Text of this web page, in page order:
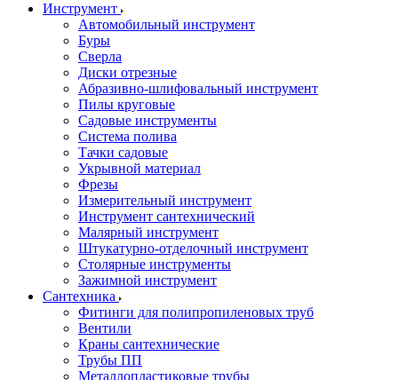
Инструмент
Автомобильный инструмент
Буры
Сверла
Диски отрезные
Абразивно-шлифовальный инструмент
Пилы круговые
Садовые инструменты
Система полива
Тачки садовые
Укрывной материал
Фрезы
Измерительный инструмент
Инструмент сантехнический
Малярный инструмент
Штукатурно-отделочный инструмент
Cтолярные инструменты
Зажимной инструмент
Сантехника
Фитинги для полипропиленовых труб
Вентили
Краны сантехнические
Трубы ПП
Металлопластиковые трубы